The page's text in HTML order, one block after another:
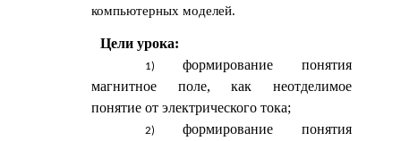
компьютерных моделей.
Цели урока:
формирование понятия
магнитное поле, как неотделимое
понятие от электрического тока;
формирование понятия